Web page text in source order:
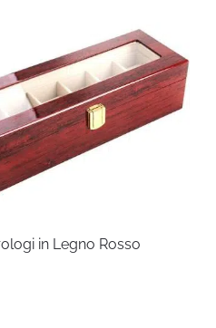
in Legno Rosso